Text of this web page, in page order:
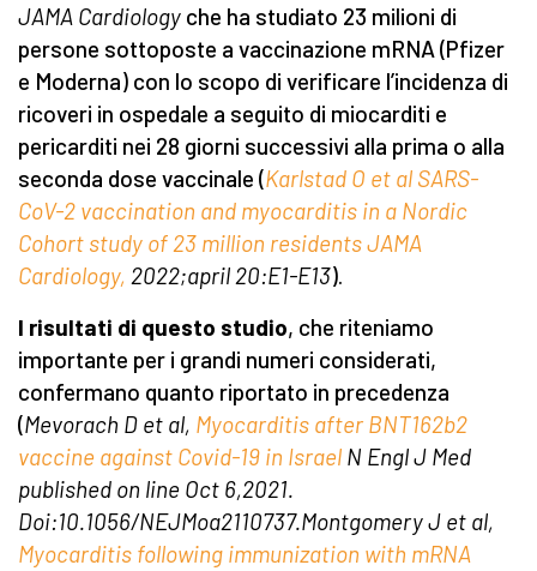
JAMA Cardiology che ha studiato 23 milioni di
persone sottoposte a vaccinazione mRNA (Pfizer
e Moderna) con lo scopo di verificare l’incidenza di
ricoveri in ospedale a seguito di miocarditi e
pericarditi nei 28 giorni successivi alla prima o alla
seconda dose vaccinale (Karlstad O et al SARS-
CoV-2 vaccination and myocarditis in a Nordic
Cohort study of 23 million residents JAMA
Cardiology, 2022;april 20:E1-E13).
I risultati di questo studio, che riteniamo
importante per i grandi numeri considerati,
confermano quanto riportato in precedenza
(Mevorach D et al, Myocarditis after BNT162b2
vaccine against Covid-19 in Israel N Engl J Med
published on line Oct 6,2021.
Doi:10.1056/NEJMoa2110737.Montgomery J et al,
Myocarditis following immunization with mRNA